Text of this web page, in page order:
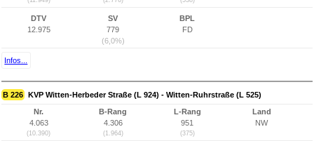
DTV
12.975
SV
779
(6,0%)
BPL
FD
Infos...
B 226 KVP Witten-Herbeder Straße (L 924) - Witten-Ruhrstraße (L 525)
Nr.
4.063
(10.390)
B-Rang
4.306
(1.964)
L-Rang
951
(375)
Land
NW